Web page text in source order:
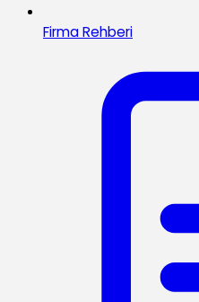
Firma Rehberi